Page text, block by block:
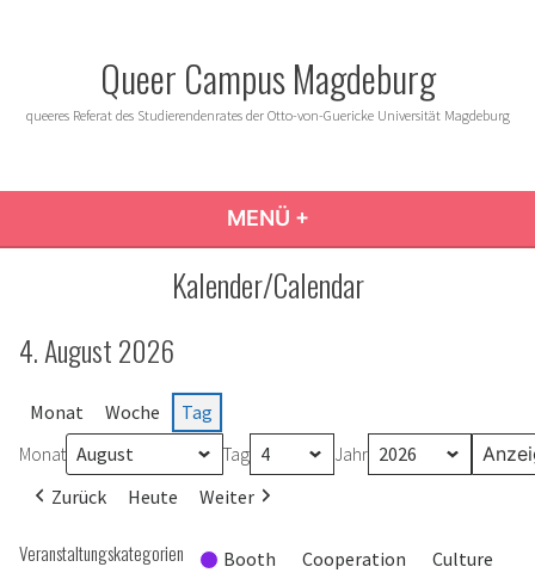
Queer Campus Magdeburg
queeres Referat des Studierendenrates der Otto-von-Guericke Universität Magdeburg
MENÜ +
Kalender/Calendar
4. August 2026
Monat Woche Tag
Monat Tag Jahr
Zurück Heute Weiter
Veranstaltungskategorien Booth Cooperation
Culture